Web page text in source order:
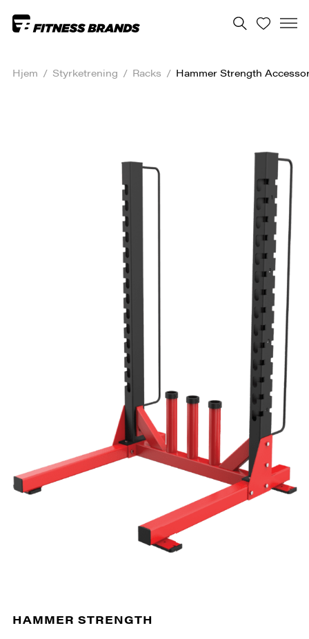
Hjem / Styrketrening / Racks / Hammer Strength
HAMMER STRENGTH